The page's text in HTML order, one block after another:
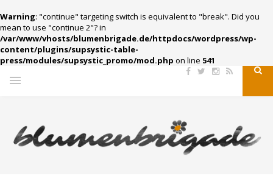
Warning: "continue" targeting switch is equivalent to "break". Did you
mean to use "continue 2"? in
/var/www/vhosts/blumenbrigade.de/httpdocs/wordpress/wp-
content/plugins/supsystic-table-
press/modules/supsystic_promo/mod.php on line 541